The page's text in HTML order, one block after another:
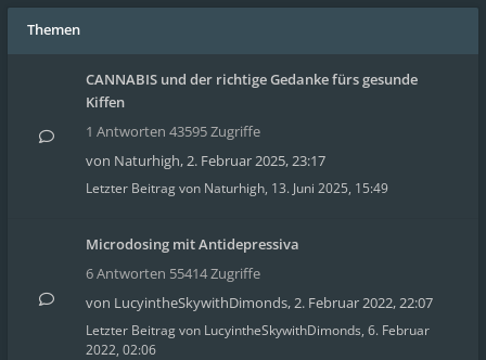
Themen
CANNABIS und der richtige Gedanke fürs gesunde
Kiffen
1 Antworten 43595 Zugriffe
von Naturhigh,2. Februar 2025, 23:17
Letzter Beitrag von Naturhigh, 13. Juni 2025, 15:49
Microdosing mit Antidepressiva
6 Antworten 55414 Zugriffe
von LucyintheSkywithDimonds,2. Februar 2022, 22:07
Letzter Beitrag von LucyintheSkywithDimonds, 6. Februar
2022, 02:06